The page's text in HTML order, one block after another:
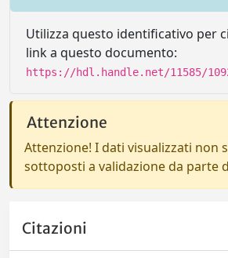
Utilizza questo identificativo per
link a questo documento:
https://hdl.handle.net/11585/
Attenzione
Attenzione! I dati visualizzati non
sottoposti a validazione da parte
Citazioni